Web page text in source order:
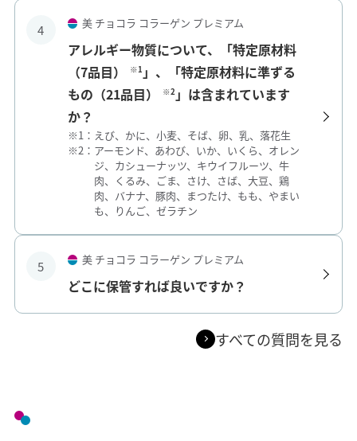
4 美 チョコラ コラーゲン プレミアム
アレルギー物質について、「特定原材料
（7品目）
※1 」、「特定原材料に準ずる
もの（21品目）
※2」は含まれています
か？
※1： えび、かに、小麦、そば、卵、乳、落花生
※2： アーモンド、あわび、いか、いくら、オレン
ジ、カシューナッツ、キウイフルーツ、牛
肉、くるみ、ごま、さけ、さば、大豆、鶏
肉、バナナ、豚肉、まつたけ、もも、やまい
も、りんご、ゼラチン
5 美 チョコラ コラーゲン プレミアム
どこに保管すれば良いですか？
すべての質問を見る